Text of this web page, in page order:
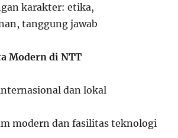
karakter: etika,
tanggung jawab
Modern di NTT
dan lokal
modern dan fasilitas teknologi